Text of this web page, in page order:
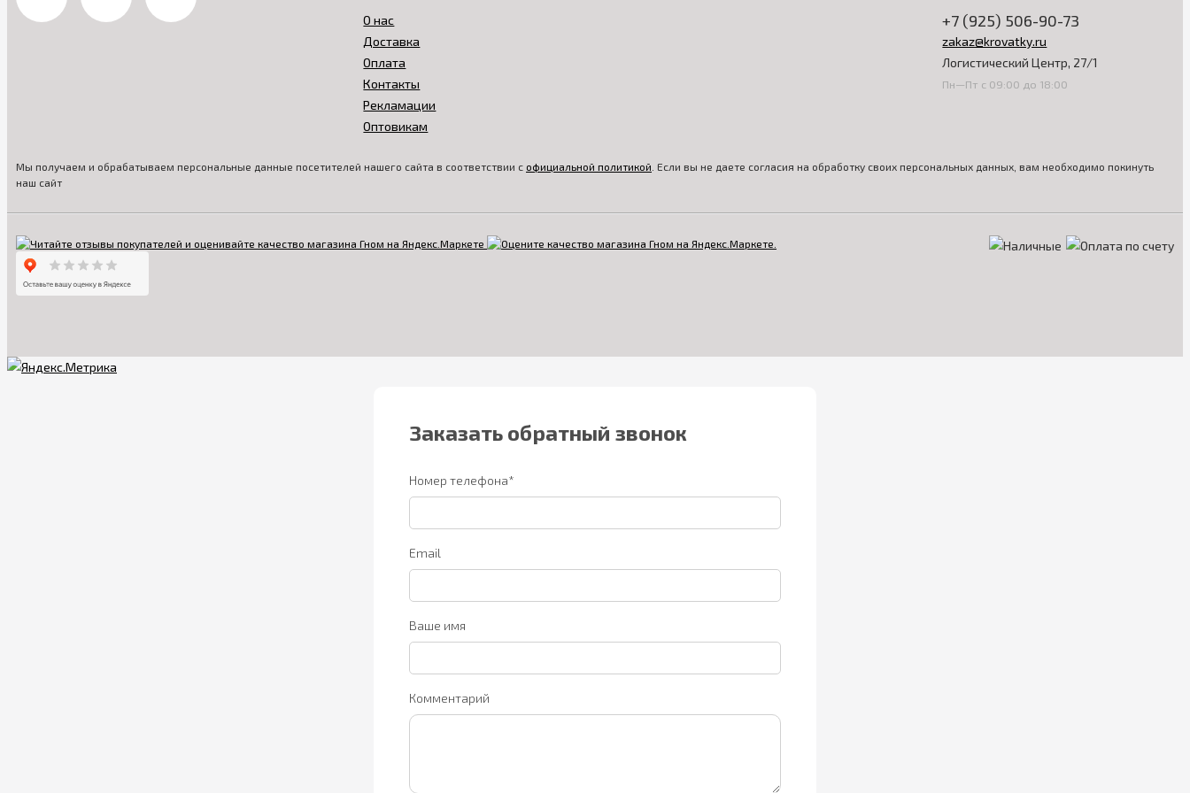
О нас
Доставка
Оплата
Контакты
Рекламации
Оптовикам
+7 (925) 506-90-73
zakaz@krovatky.ru
Логистический Центр, 27/1
Пн—Пт с 09:00 до 18:00
Мы получаем и обрабатываем персональные данные посетителей нашего сайта в соответствии с официальной политикой . Если вы не даете согласия на обработку своих персональных данных, вам необходимо покинуть
наш сайт
Заказать обратный звонок
Номер телефона*
Email
Ваше имя
Комментарий